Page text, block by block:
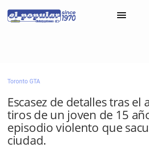
Classifieds
Categorías
Iniciar sesión con Clascal
Toronto GTA
Escasez de detalles tras el
tiros de un joven de 15
episodio violento que
ciudad.